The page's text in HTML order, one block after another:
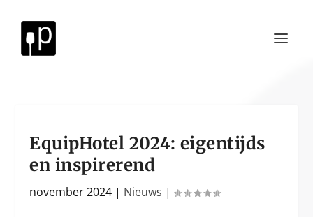
EquipHotel 2024: eigentijds
en inspirerend
november 2024 | Nieuws |